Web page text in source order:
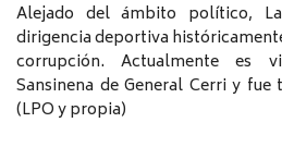
Alejado del ámbito político,
dirigencia deportiva
corrupción. Actualmente es
Sansinena de General Cerri y
(LPO y propia)